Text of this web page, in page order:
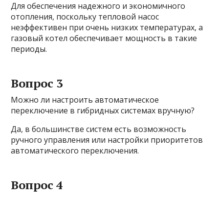
Для обеспечения надежного и экономичного
отопления, поскольку тепловой насос
неэффективен при очень низких температурах, а
газовый котел обеспечивает мощность в такие
периоды.
Вопрос 3
Можно ли настроить автоматическое
переключение в гибридных системах вручную?
Да, в большинстве систем есть возможность
ручного управления или настройки приоритетов
автоматического переключения.
Вопрос 4